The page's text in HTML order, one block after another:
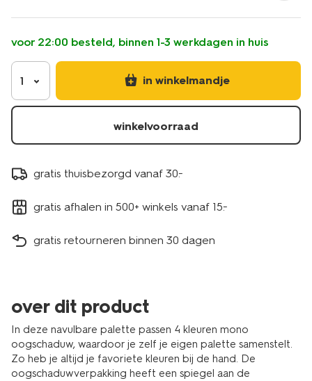
oogschaduw-
palet-
voor-
4-
kleuren-
11210559.html
voor 22:00 besteld, binnen 1-3 werkdagen in huis
1 in winkelmandje
winkelvoorraad
gratis thuisbezorgd vanaf 30.-
gratis afhalen in 500+ winkels vanaf 15.-
gratis retourneren binnen 30 dagen
over dit product
In deze navulbare palette passen 4 kleuren mono
oogschaduw, waardoor je zelf je eigen palette samenstelt.
Zo heb je altijd je favoriete kleuren bij de hand. De
oogschaduwverpakking heeft een spiegel aan de